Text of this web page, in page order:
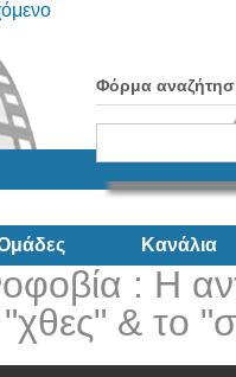
Φόρμα
Κανάλια
: Η
& το